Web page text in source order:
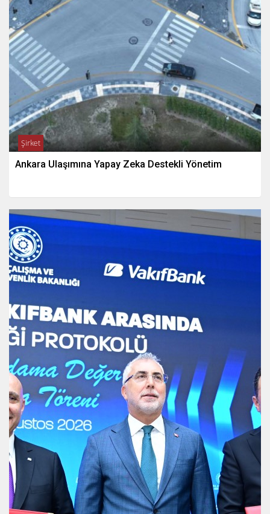
Şirket
Ankara Ulaşımına Yapay Zeka Destekli Yönetim